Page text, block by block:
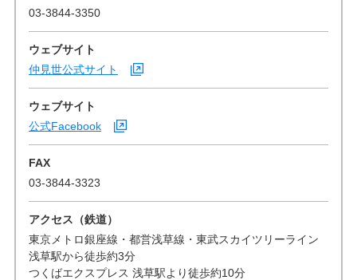
03-3844-3350
ウェブサイト
仲見世公式サイト
ウェブサイト
公式Facebook
FAX
03-3844-3323
アクセス（鉄道）
東京メトロ銀座線・都営浅草線・東武スカイツリーライン
浅草駅から徒歩約3分
つくばエクスプレス 浅草駅より徒歩約10分